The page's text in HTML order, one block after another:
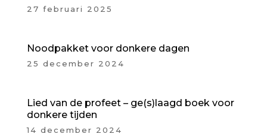
27 februari 2025
Noodpakket voor donkere dagen
25 december 2024
Lied van de profeet – ge(s)laagd boek voor
donkere tijden
14 december 2024